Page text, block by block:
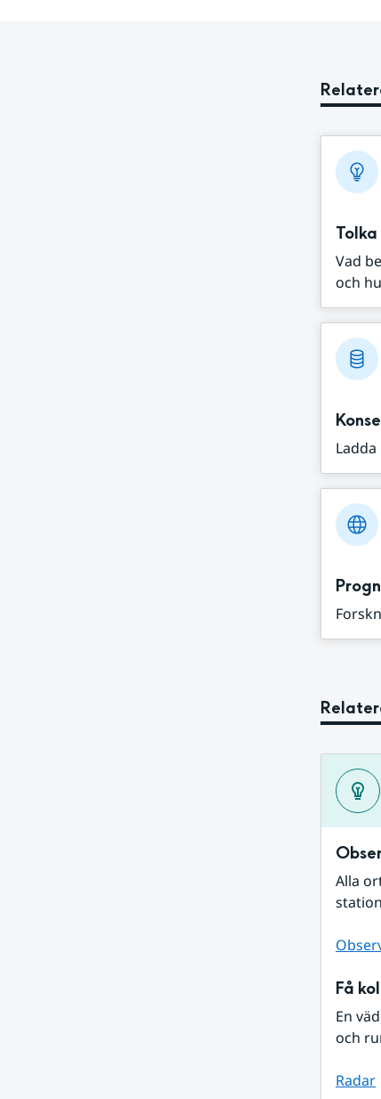
Vad
och
Alla
Få
En
och
Radar